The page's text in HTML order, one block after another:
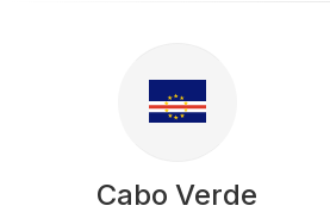
Cabo Verde